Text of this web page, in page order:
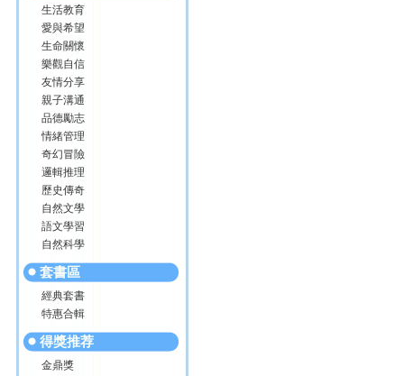
生活教育
愛與希望
生命關懷
樂觀自信
友情分享
親子溝通
品德勵志
情緒管理
奇幻冒險
邏輯推理
歷史傳奇
自然文學
語文學習
自然科學
套書區
經典套書
特惠合輯
得獎推荐
金鼎獎